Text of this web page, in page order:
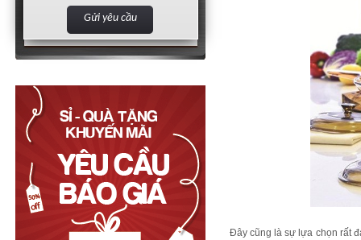
Đây cũng là sự lựa chọn rất